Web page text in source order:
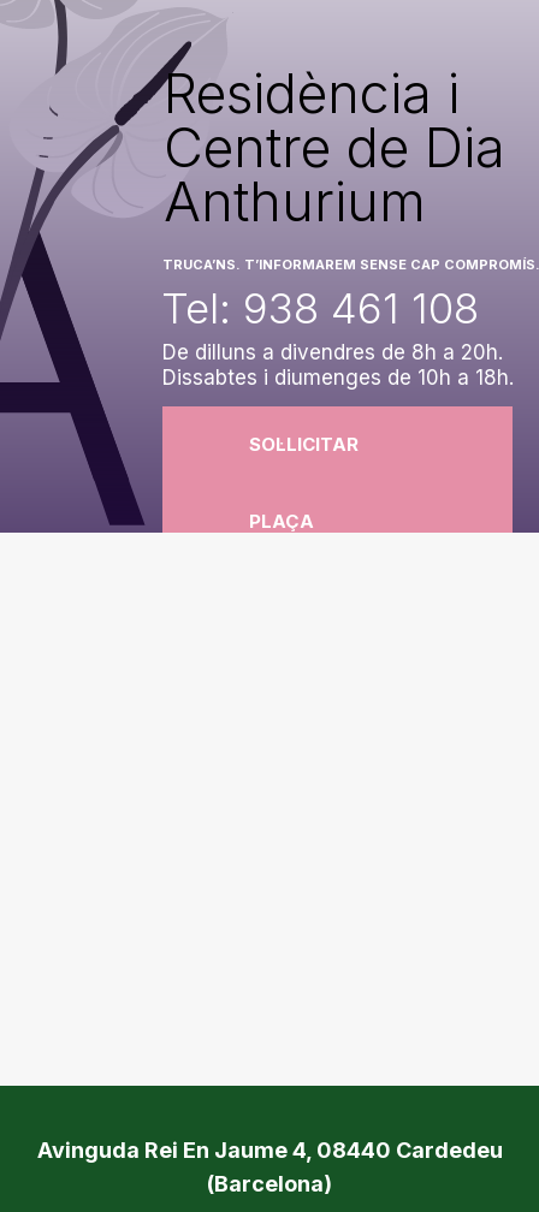
Residència i
Centre de Dia
Anthurium
TRUCA’NS. T’INFORMAREM SENSE CAP COMPROMÍS.
Tel: 938 461 108
De dilluns a divendres de 8h a 20h.
Dissabtes i diumenges de 10h a 18h.
SOL·LICITAR
PLAÇA
Avinguda Rei En Jaume 4, 08440 Cardedeu
(Barcelona)